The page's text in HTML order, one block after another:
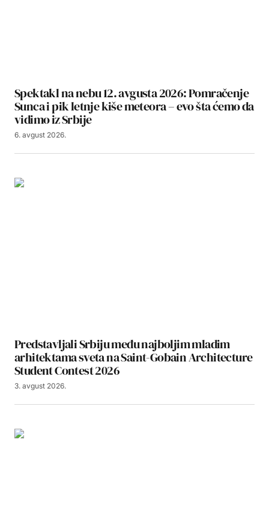
Spektakl na nebu 12. avgusta 2026: Pomračenje
Sunca i pik letnje kiše meteora – evo šta ćemo da
vidimo iz Srbije
6. avgust 2026.
Predstavljali Srbiju među najboljim mladim
arhitektama sveta na Saint-Gobain Architecture
Student Contest 2026
3. avgust 2026.